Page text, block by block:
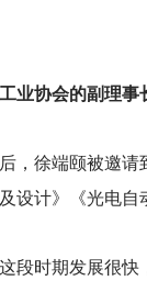
业协会的副理事
，徐端颐被邀
设计》《光电
段时期发展很快